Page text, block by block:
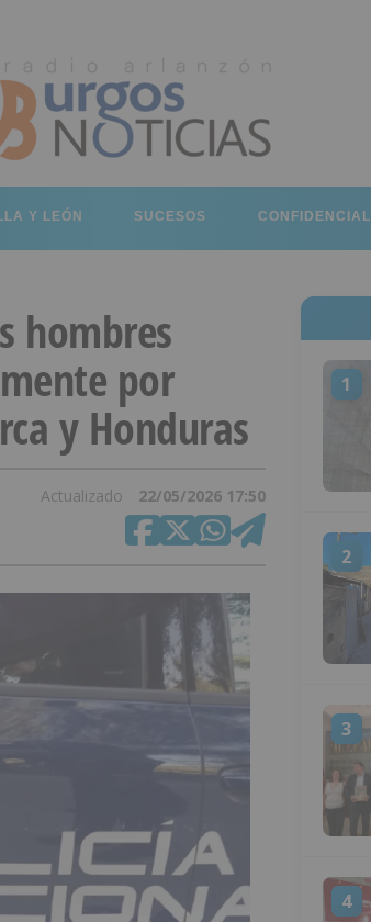
Y LEÓN SUCESOS CONFIDENCIAL
hombres
por
y Honduras
Actualizado 22/05/2026 17:50
1
2
3
4